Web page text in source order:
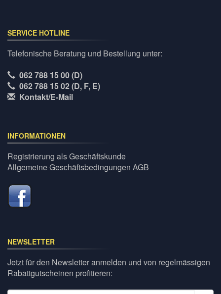
SERVICE HOTLINE
Telefonische Beratung und Bestellung unter:
062 788 15 00 (D)
062 788 15 02 (D, F, E)
Kontakt/E-Mail
INFORMATIONEN
Registrierung als Geschäftskunde
Allgemeine Geschäftsbedingungen AGB
NEWSLETTER
Jetzt für den Newsletter anmelden und von regelmässigen
Rabattgutscheinen profitieren: